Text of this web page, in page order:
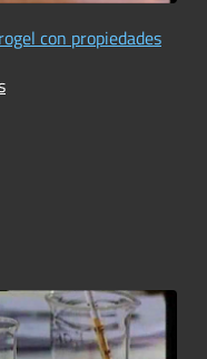
con propiedades